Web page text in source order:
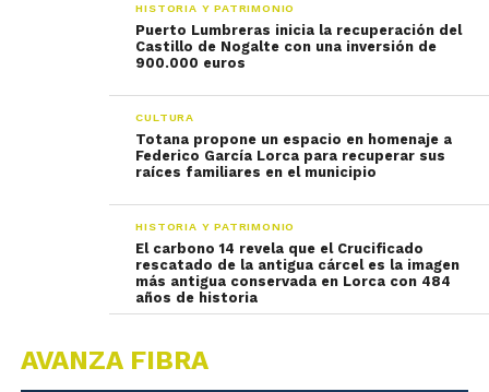
HISTORIA Y PATRIMONIO
Puerto Lumbreras inicia la recuperación del
Castillo de Nogalte con una inversión de
900.000 euros
CULTURA
Totana propone un espacio en homenaje a
Federico García Lorca para recuperar sus
raíces familiares en el municipio
HISTORIA Y PATRIMONIO
El carbono 14 revela que el Crucificado
rescatado de la antigua cárcel es la imagen
más antigua conservada en Lorca con 484
años de historia
AVANZA FIBRA